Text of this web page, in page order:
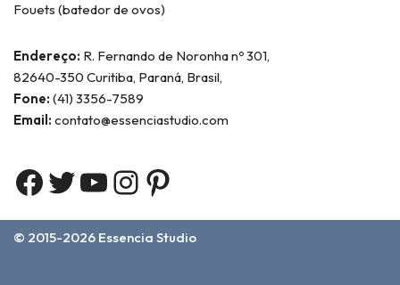
Fouets (batedor de ovos)
Endereço: R. Fernando de Noronha nº 301,
82640-350 Curitiba, Paraná, Brasil,
Fone: (41) 3356-7589
Email: contato@essenciastudio.com
© 2015-2026 Essencia Studio